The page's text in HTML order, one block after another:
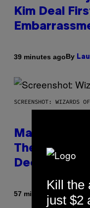
Kim Deal
39 minutes agoBy
SCREENSHOT: WIZARDS
Magic: The
Themes for
Decks
57 minutes ago By
Kill the
just $2